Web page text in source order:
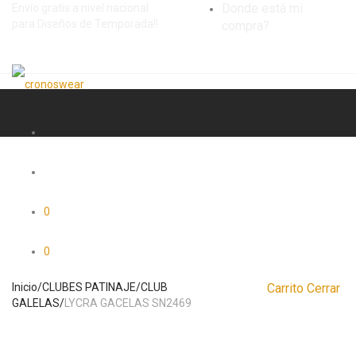
0
0
Inicio/CLUBES PATINAJE/CLUB
GALELAS/LYCRA GACELAS SN2469
Carrito Cerrar